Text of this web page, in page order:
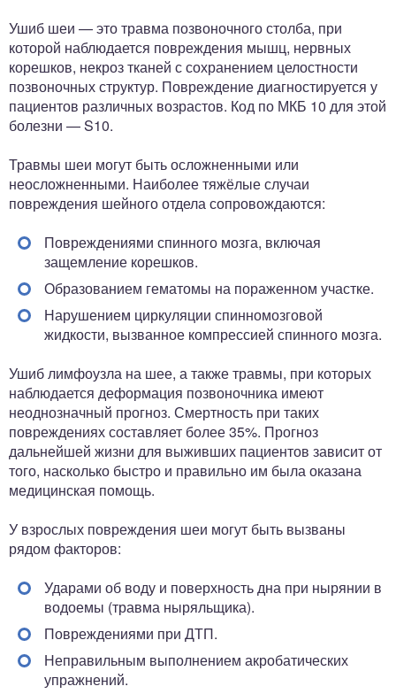
Ушиб шеи — это травма позвоночного столба, при
которой наблюдается повреждения мышц, нервных
корешков, некроз тканей с сохранением целостности
позвоночных структур. Повреждение диагностируется у
пациентов различных возрастов. Код по МКБ 10 для этой
болезни — S10.
Травмы шеи могут быть осложненными или
неосложненными. Наиболее тяжёлые случаи
повреждения шейного отдела сопровождаются:
Повреждениями спинного мозга, включая
защемление корешков.
Образованием гематомы на пораженном участке.
Нарушением циркуляции спинномозговой
жидкости, вызванное компрессией спинного мозга.
Ушиб лимфоузла на шее, а также травмы, при которых
наблюдается деформация позвоночника имеют
неоднозначный прогноз. Смертность при таких
повреждениях составляет более 35%. Прогноз
дальнейшей жизни для выживших пациентов зависит от
того, насколько быстро и правильно им была оказана
медицинская помощь.
У взрослых повреждения шеи могут быть вызваны
рядом факторов:
Ударами об воду и поверхность дна при нырянии в
водоемы (травма ныряльщика).
Повреждениями при ДТП.
Неправильным выполнением акробатических
упражнений.